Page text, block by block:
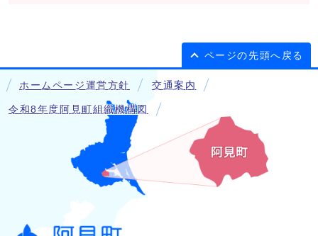
ページの先頭へ戻る
ホームページ運営方針 交通案内
令和8年度阿見町組織機構図